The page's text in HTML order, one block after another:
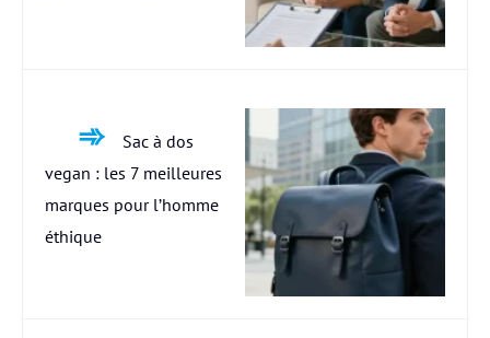
Sac à dos
vegan : les 7 meilleures
marques pour l’homme
éthique